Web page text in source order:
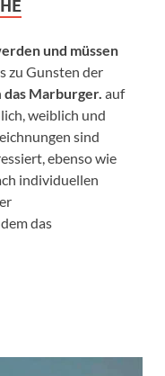
und müssen
zu Gunsten der
das Marburger. auf
weiblich und
sind
ebenso wie
individuellen
das